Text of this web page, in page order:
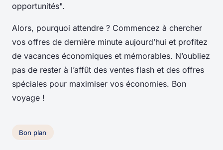
opportunités".
Alors, pourquoi attendre ? Commencez à chercher
vos offres de dernière minute aujourd’hui et profitez
de vacances économiques et mémorables. N’oubliez
pas de rester à l’affût des ventes flash et des offres
spéciales pour maximiser vos économies. Bon
voyage !
Bon plan